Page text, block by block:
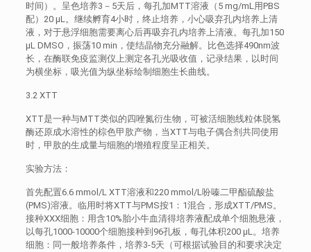
时间）。呈色培养3－5天后，每孔加MTT溶液（5 mg/mL用PBS
配）20 μL。继续孵育4小时，终止培养，小心吸弃孔内培养上清
液，对于悬浮细胞需要离心后再吸弃孔内培养上清液。每孔加150
μL DMSO，振荡10 min，使结晶物充分融解。比色选择490nm波
长，在酶联免疫监测仪上测定各孔光吸收值，记录结果，以时间
为横坐标，吸光值为纵坐标绘制细胞生长曲线。
3.2 XTT
XTT是一种与MTT类似的四唑氮衍生物，可被活细胞线粒体脱氢
酶还原成水溶性的棕色甲肷产物，当XTT与电子偶合剂共同使用
时，甲肷的生成量与细胞的增殖程度呈正相关。
实验方法：
首先配置6.6 mmol/L XTT溶液和220 mmol/L吩嗪二甲酯硫酸盐
(PMS)溶液。临用时将XTT与PMS按1：1混合，形成XTT/PMS。
接种XXX细胞：用含10%胎小牛血清得培养液配成单个细胞悬液，
以每孔1000-10000个细胞接种到96孔板，每孔体积200 μL。培养
细胞：同一般培养条件，培养3-5天（可根据试验目的和要求决定